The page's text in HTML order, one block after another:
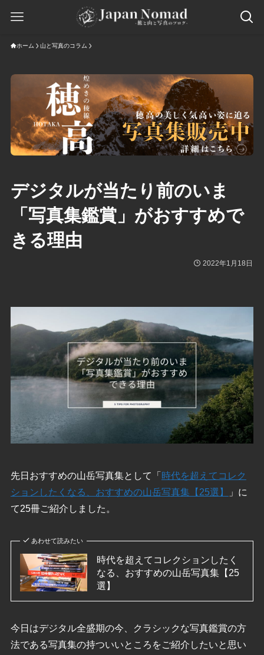
ホーム 山と写真のコラム
デジタルが当たり前のいま
「写真集鑑賞」がおすすめで
きる理由
2022年1月18日
先日おすすめの山岳写真集として「 時代を超えてコレク
ションしたくなる、おすすめの山岳写真集【25選】
」に
て25冊ご紹介しました。
あわせて読みたい
時代を超えてコレクションしたく
なる、おすすめの山岳写真集【25
選】
今日はデジタル全盛期の今、クラシックな写真鑑賞の方
法である写真集の持ついいところをご紹介したいと思い